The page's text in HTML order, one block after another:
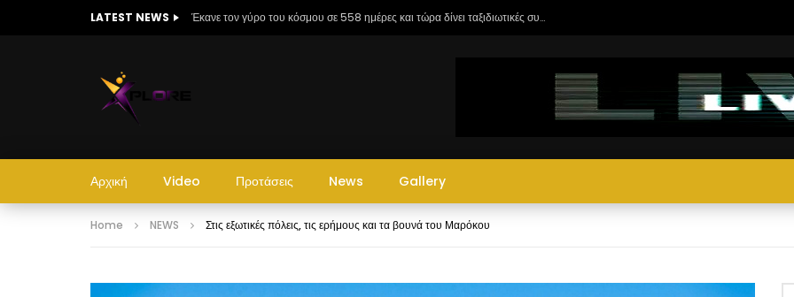
LATEST NEWS Τα ‘πράσινα’ ελληνικά νησιά σύμφωνα με το National Geographic
Αρχική Video Προτάσεις News Gallery
Home NEWS Στις εξωτικές πόλεις, τις ερήμους και τα βουνά του Μαρόκου